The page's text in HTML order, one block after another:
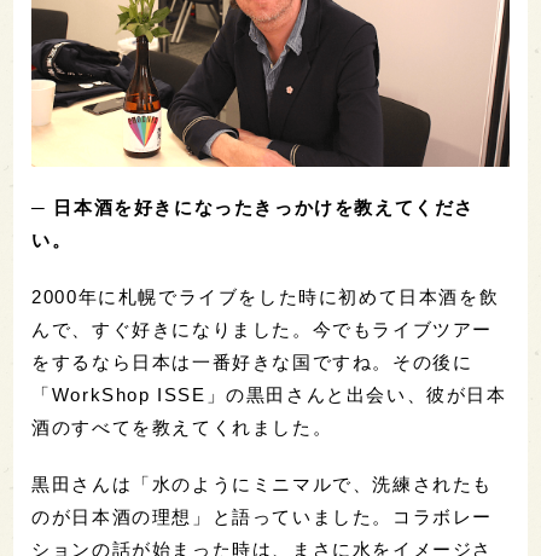
─ 日本酒を好きになったきっかけを教えてくださ
い。
2000年に札幌でライブをした時に初めて日本酒を飲
んで、すぐ好きになりました。今でもライブツアー
をするなら日本は一番好きな国ですね。その後に
「WorkShop ISSE」の黒田さんと出会い、彼が日本
酒のすべてを教えてくれました。
黒田さんは「水のようにミニマルで、洗練されたも
のが日本酒の理想」と語っていました。コラボレー
ションの話が始まった時は、まさに水をイメージさ